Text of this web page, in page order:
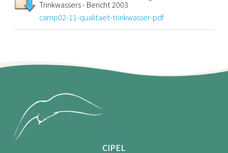
Trinkwassers - Bericht 2003
camp02-11-qualitaet-trinkwasser-pdf
CIPEL